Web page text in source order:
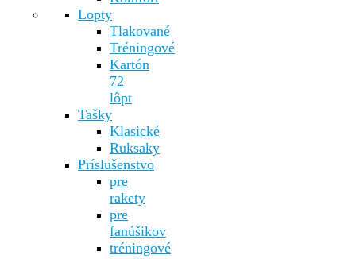
Lopty
Tlakované
Tréningové
Kartón
72
lôpt
Tašky
Klasické
Ruksaky
Príslušenstvo
pre
rakety
pre
fanúšikov
tréningové